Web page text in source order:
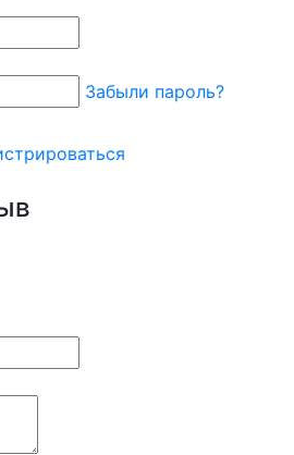
Забыли пароль?